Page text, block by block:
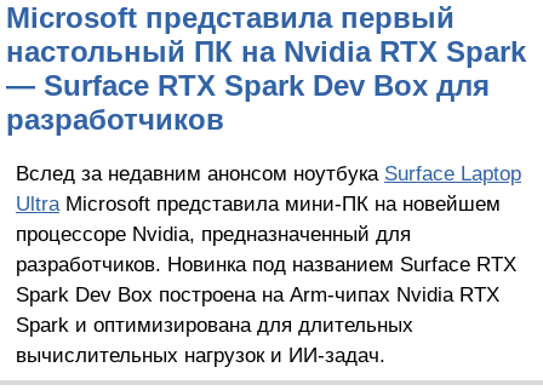
Microsoft представила первый
настольный ПК на Nvidia RTX Spark
— Surface RTX Spark Dev Box для
разработчиков
Вслед за недавним анонсом ноутбука Surface Laptop
UltraMicrosoft представила мини-ПК на новейшем
процессоре Nvidia, предназначенный для
разработчиков. Новинка под названием Surface RTX
Spark Dev Box построена на Arm-чипах Nvidia RTX
Spark и оптимизирована для длительных
вычислительных нагрузок и ИИ-задач.